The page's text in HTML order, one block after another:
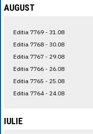
AUGUST
Editia 7769 - 31.08
Editia 7768 - 30.08
Editia 7767 - 29.08
Editia 7766 - 26.08
Editia 7765 - 25.08
Editia 7764 - 24.08
IULIE